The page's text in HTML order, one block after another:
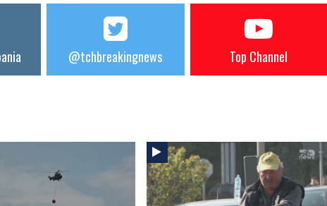
@tchbreakingnews Top Channel